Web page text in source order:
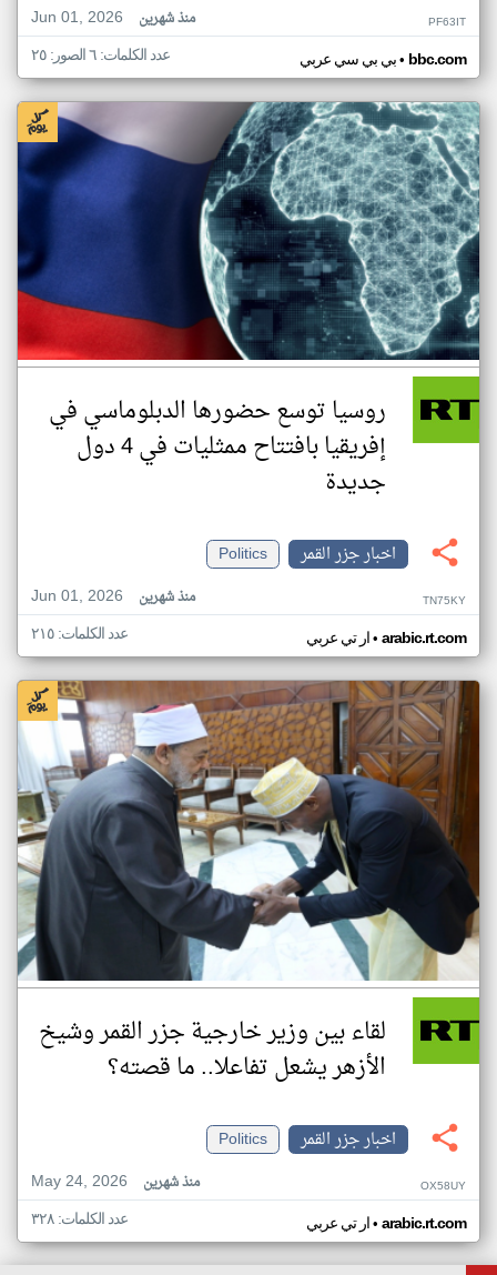
Jun 01, 2026
منذ شهرين PF63IT
بي بي سي عربي• bbc.com عدد الكلمات: ٦ الصور: ٢٥
روسيا توسع حضورها الدبلوماسي في
إفريقيا بافتتاح ممثليات في 4 دول
جديدة
اخبار جزر القمر
Politics
Jun 01, 2026
منذ شهرين TN75KY
ار تي عربي• arabic.rt.com عدد الكلمات: ٢١٥
لقاء بين وزير خارجية جزر القمر وشيخ
الأزهر يشعل تفاعلا.. ما قصته؟
اخبار جزر القمر
Politics
May 24, 2026
منذ شهرين OX58UY
ار تي عربي• arabic.rt.com عدد الكلمات: ٣٢٨